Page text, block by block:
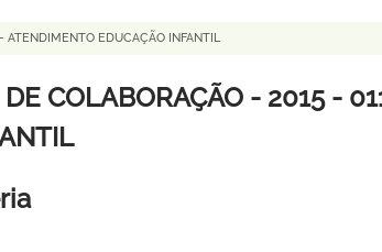
EDUCAÇÃO INFANTIL
COLABORAÇÃO - 2015 -